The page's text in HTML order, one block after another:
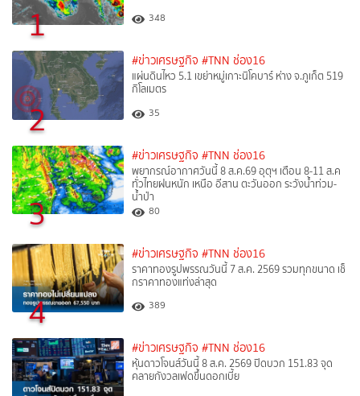
1 348
2
#ข่าวเศรษฐกิจ #TNN ช่อง16
แผ่นดินไหว 5.1 เขย่าหมู่เกาะนิโคบาร์ ห่าง จ.ภูเก็ต 519
กิโลเมตร
35
3
#ข่าวเศรษฐกิจ #TNN ช่อง16
พยากรณ์อากาศวันนี้ 8 ส.ค.69 อุตุฯ เตือน 8-11 ส.ค
ทั่วไทยฝนหนัก เหนือ อีสาน ตะวันออก ระวังน้ำท่วม-
น้ำป่า
80
4
#ข่าวเศรษฐกิจ #TNN ช่อง16
ราคาทองรูปพรรณวันนี้ 7 ส.ค. 2569 รวมทุกขนาด เช็
กราคาทองแท่งล่าสุด
389
#ข่าวเศรษฐกิจ #TNN ช่อง16
หุ้นดาวโจนส์วันนี้ 8 ส.ค. 2569 ปิดบวก 151.83 จุด
คลายกังวลเฟดขึ้นดอกเบี้ย